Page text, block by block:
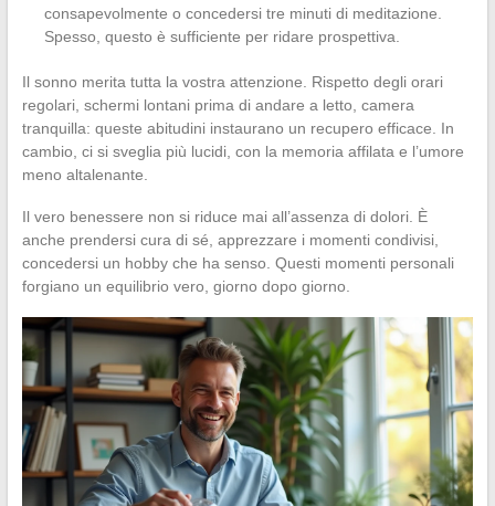
consapevolmente o concedersi tre minuti di meditazione.
Spesso, questo è sufficiente per ridare prospettiva.
Il sonno merita tutta la vostra attenzione. Rispetto degli orari
regolari, schermi lontani prima di andare a letto, camera
tranquilla: queste abitudini instaurano un recupero efficace. In
cambio, ci si sveglia più lucidi, con la memoria affilata e l’umore
meno altalenante.
Il vero benessere non si riduce mai all’assenza di dolori. È
anche prendersi cura di sé, apprezzare i momenti condivisi,
concedersi un hobby che ha senso. Questi momenti personali
forgiano un equilibrio vero, giorno dopo giorno.